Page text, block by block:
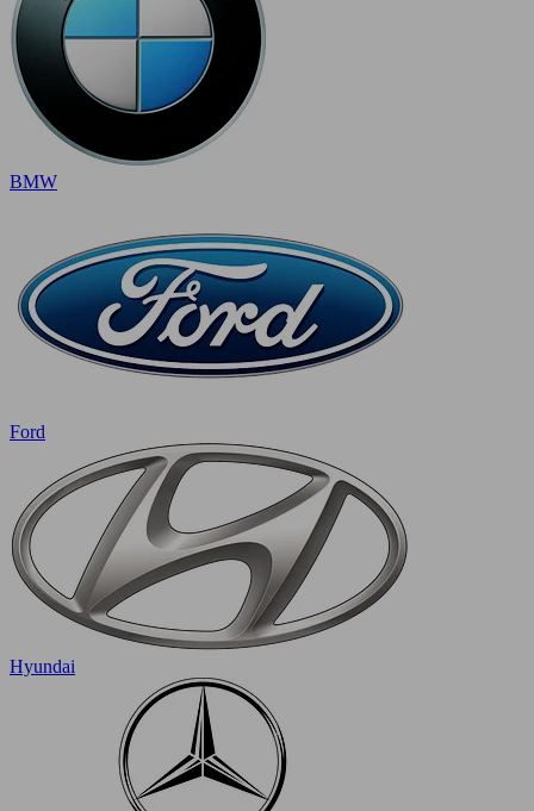
BMW
Ford
Hyundai